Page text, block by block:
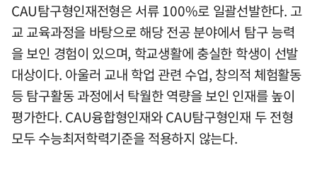
CAU탐구형인재전형은 서류 100%로 일괄선발한다. 고
교 교육과정을 바탕으로 해당 전공 분야에서 탐구 능력
을 보인 경험이 있으며, 학교생활에 충실한 학생이 선발
대상이다. 아울러 교내 학업 관련 수업, 창의적 체험활동
등 탐구활동 과정에서 탁월한 역량을 보인 인재를 높이
평가한다. CAU융합형인재와 CAU탐구형인재 두 전형
모두 수능최저학력기준을 적용하지 않는다.